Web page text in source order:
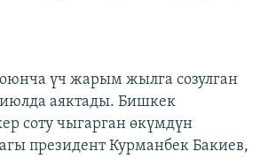
үч жарым жылга созулган
июлда аяктады. Бишкек
соту чыгарган өкүмдүн
президент Курманбек Бакиев,